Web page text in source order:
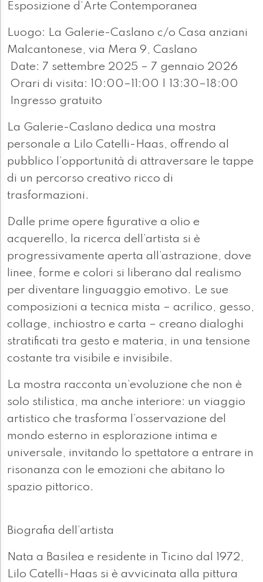
Esposizione d’Arte Contemporanea
Luogo: La Galerie-Caslano c/o Casa anziani
Malcantonese, via Mera 9, Caslano
Date: 7 settembre 2025 – 7 gennaio 2026
Orari di visita: 10:00–11:00 | 13:30–18:00
Ingresso gratuito
La Galerie-Caslano dedica una mostra
personale a Lilo Catelli-Haas, offrendo al
pubblico l’opportunità di attraversare le tappe
di un percorso creativo ricco di
trasformazioni.
Dalle prime opere figurative a olio e
acquerello, la ricerca dell’artista si è
progressivamente aperta all’astrazione, dove
linee, forme e colori si liberano dal realismo
per diventare linguaggio emotivo. Le sue
composizioni a tecnica mista – acrilico, gesso,
collage, inchiostro e carta – creano dialoghi
stratificati tra gesto e materia, in una tensione
costante tra visibile e invisibile.
La mostra racconta un’evoluzione che non è
solo stilistica, ma anche interiore: un viaggio
artistico che trasforma l’osservazione del
mondo esterno in esplorazione intima e
universale, invitando lo spettatore a entrare in
risonanza con le emozioni che abitano lo
spazio pittorico.
Biografia dell’artista
Nata a Basilea e residente in Ticino dal 1972,
Lilo Catelli-Haas si è avvicinata alla pittura